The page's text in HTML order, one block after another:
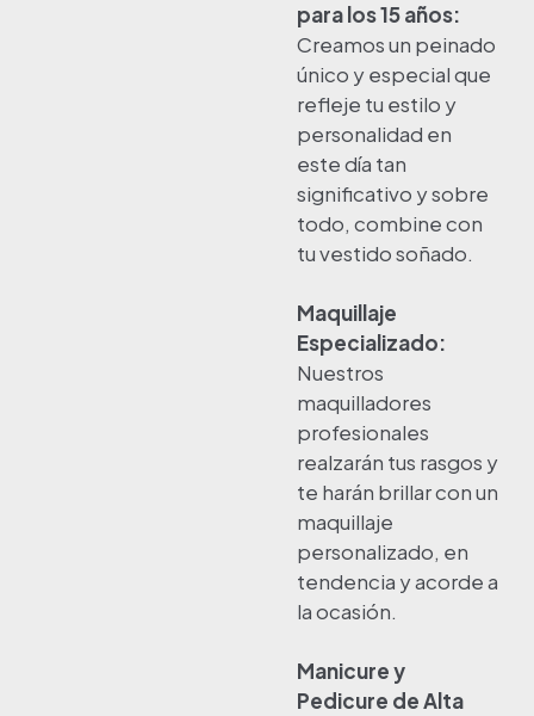
para los 15 años:
Creamos un peinado
único y especial que
refleje tu estilo y
personalidad en
este día tan
significativo y sobre
todo, combine con
tu vestido soñado.
Maquillaje
Especializado:
Nuestros
maquilladores
profesionales
realzarán tus rasgos y
te harán brillar con un
maquillaje
personalizado, en
tendencia y acorde a
la ocasión.
Manicure y
Pedicure de Alta